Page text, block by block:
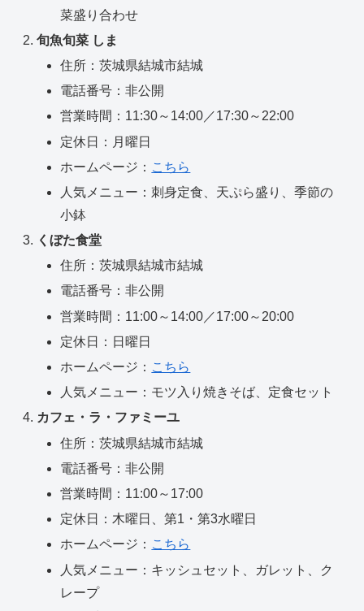
菜盛り合わせ
旬魚旬菜 しま
住所：茨城県結城市結城
電話番号：非公開
営業時間：11:30～14:00／17:30～22:00
定休日：月曜日
ホームページ： こちら
人気メニュー：刺身定食、天ぷら盛り、季節の
小鉢
くぼた食堂
住所：茨城県結城市結城
電話番号：非公開
営業時間：11:00～14:00／17:00～20:00
定休日：日曜日
ホームページ： こちら
人気メニュー：モツ入り焼きそば、定食セット
カフェ・ラ・ファミーユ
住所：茨城県結城市結城
電話番号：非公開
営業時間：11:00～17:00
定休日：木曜日、第1・第3水曜日
ホームページ： こちら
人気メニュー：キッシュセット、ガレット、ク
レープ